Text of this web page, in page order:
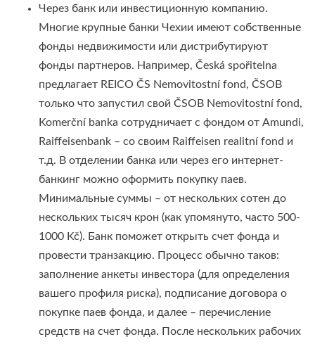
Через банк или инвестиционную компанию.
Многие крупные банки Чехии имеют собственные
фонды недвижимости или дистрибутируют
фонды партнеров. Например, Česká spořitelna
предлагает REICO ČS Nemovitostní fond, ČSOB
только что запустил свой ČSOB Nemovitostní fond,
Komerční banka сотрудничает с фондом от Amundi,
Raiffeisenbank – со своим Raiffeisen realitní fond и
т.д. В отделении банка или через его интернет-
банкинг можно оформить покупку паев.
Минимальные суммы – от нескольких сотен до
нескольких тысяч крон (как упомянуто, часто 500-
1000 Kč). Банк поможет открыть счет фонда и
провести транзакцию. Процесс обычно таков:
заполнение анкеты инвестора (для определения
вашего профиля риска), подписание договора о
покупке паев фонда, и далее – перечисление
средств на счет фонда. После нескольких рабочих